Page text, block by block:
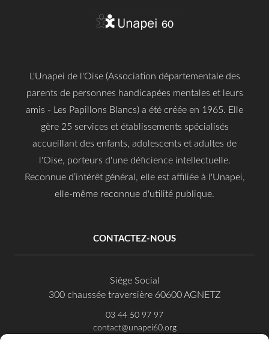
L'Unapei de l'Oise (Association départementale des
parents de personnes handicapées mentales et leurs
amis - Les Papillons Blancs) a été créée en 1965. Elle
gère 25 services et établissements spécialisés
accueillant des enfants, adolescents et adultes de
l'Oise, porteurs d'une déficience intellectuelle.
Reconnue d’intérêt général, elle est affiliée à l'Unapei,
elle-même reconnue d'utilité publique.
CONTACTEZ-NOUS
Siège Social
300 chaussée traversière 60600 AGNETZ
03 44 50 97 97
contact@unapei60.org